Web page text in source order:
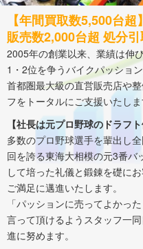
【年間買取数5,500台超】
販売数2,000
2005年の創業以来、業績は伸
1・2位を争うバイクパッショ
首都圏最大級の直営販売店や
フをトータルにご支援いたしま
【社長は元プロ野球のドラフト
多数のプロ野球選手を輩出し
回を誇る東海大相模の元3番バ
して培った礼儀と鍛錬を礎に
ご満足に邁進いたします。
「パッションに売ってよかっ
言って頂けるようスタッフ一
進に努めます。